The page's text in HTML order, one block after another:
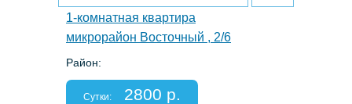
1-комнатная квартира
микрорайон Восточный , 2/6
Район:
Спальных мест: 2+1
Отчетные документы: есть
Сутки: 2800 р.